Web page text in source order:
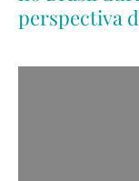
perspectiva